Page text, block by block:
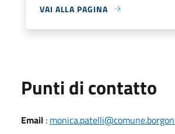
VAI ALLA PAGINA
Punti di contatto
Email :